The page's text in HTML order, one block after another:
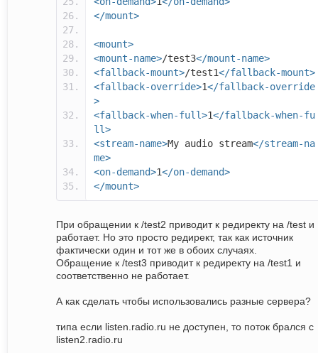
</mount>
<mount>
<mount-name>/test3</mount-name>
<fallback-mount>/test1</fallback-mount>
<fallback-override>1</fallback-override
>
<fallback-when-full>1</fallback-when-fu
ll>
<stream-name>My audio stream</stream-na
me>
<on-demand>1</on-demand>
</mount>
При обращении к /test2 приводит к редиректу на /test и
работает. Но это просто редирект, так как источник
фактически один и тот же в обоих случаях.
Обращение к /test3 приводит к редиректу на /test1 и
соответственно не работает.
А как сделать чтобы использовались разные сервера?
типа если listen.radio.ru не доступен, то поток брался с
listen2.radio.ru